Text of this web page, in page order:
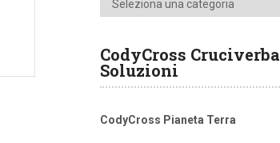
CodyCross Cruciverba
Soluzioni
CodyCross Pianeta Terra